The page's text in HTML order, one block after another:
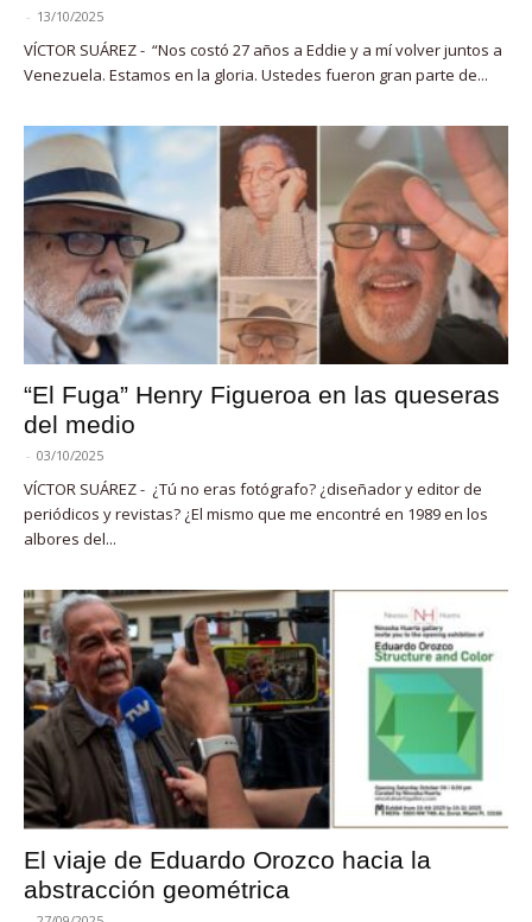
- 13/10/2025
VÍCTOR SUÁREZ - “Nos costó 27 años a Eddie y a mí volver juntos a
Venezuela. Estamos en la gloria. Ustedes fueron gran parte de...
“El Fuga” Henry Figueroa en las queseras
del medio
- 03/10/2025
VÍCTOR SUÁREZ - ¿Tú no eras fotógrafo? ¿diseñador y editor de
periódicos y revistas? ¿El mismo que me encontré en 1989 en los
albores del...
El viaje de Eduardo Orozco hacia la
abstracción geométrica